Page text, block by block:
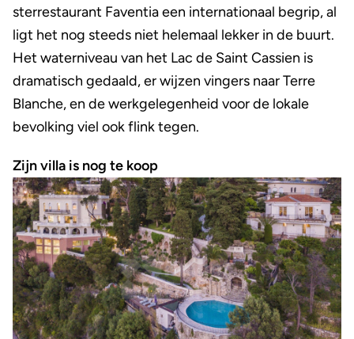
sterrestaurant Faventia een internationaal begrip, al
ligt het nog steeds niet helemaal lekker in de buurt.
Het waterniveau van het Lac de Saint Cassien is
dramatisch gedaald, er wijzen vingers naar Terre
Blanche, en de werkgelegenheid voor de lokale
bevolking viel ook flink tegen.
Zijn villa is nog te koop